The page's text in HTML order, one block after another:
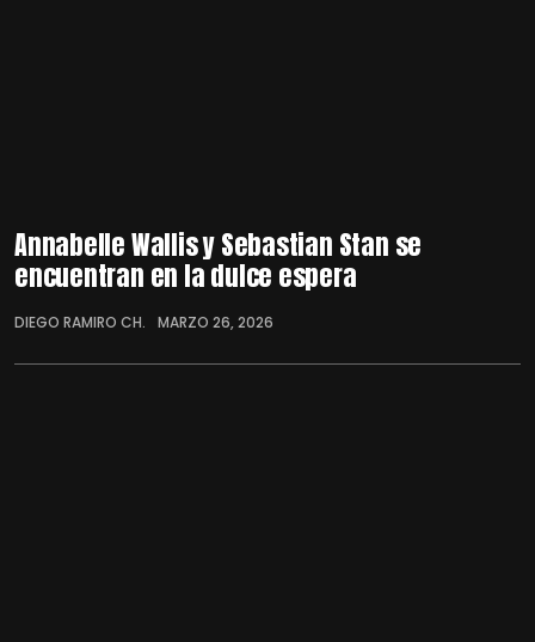
Annabelle Wallis y Sebastian Stan se
encuentran en la dulce espera
DIEGO RAMIRO CH. MARZO 26, 2026